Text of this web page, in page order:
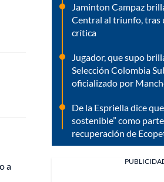
a
Jaminton Campaz
Central al triunfo, tras
crítica
Jugador, que supo
Selección Colombia
oficializado por
De la Espriella dice
sostenible” como
recuperación de